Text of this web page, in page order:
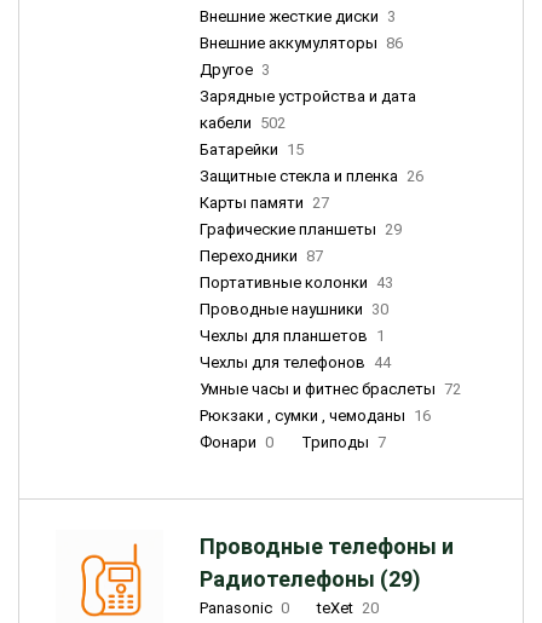
Внешние жесткие диски 3
Внешние аккумуляторы 86
Другое 3
Зарядные устройства и дата
кабели 502
Батарейки 15
Защитные стекла и пленка 26
Карты памяти 27
Графические планшеты 29
Переходники 87
Портативные колонки 43
Проводные наушники 30
Чехлы для планшетов 1
Чехлы для телефонов 44
Умные часы и фитнес браслеты 72
Рюкзаки , сумки , чемоданы 16
Фонари 0 Триподы 7
Проводные телефоны и
Радиотелефоны (29)
Panasonic 0 teXet 20